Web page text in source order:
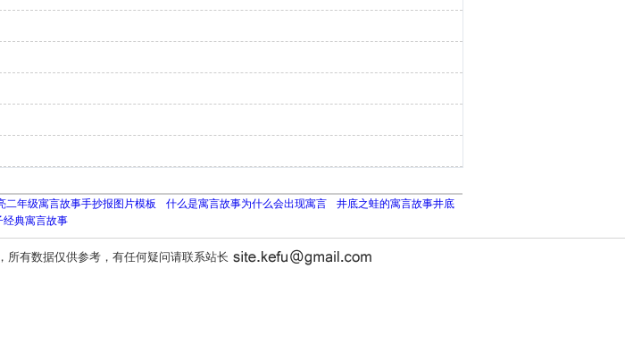
二年级寓言故事手抄报图片模板 什么是寓言故事为什么会出现寓言
井底之蛙的寓言故事井底
经典寓言故事
所有数据仅供参考，有任何疑问请联系站长